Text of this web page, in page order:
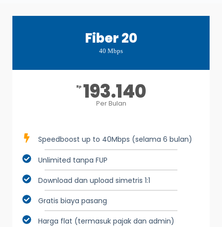
Fiber 20
40 Mbps
Rp 193.140
Per Bulan
Speedboost up to 40Mbps (selama 6 bulan)
Unlimited tanpa FUP
Download dan upload simetris 1:1
Gratis biaya pasang
Harga flat (termasuk pajak dan admin)